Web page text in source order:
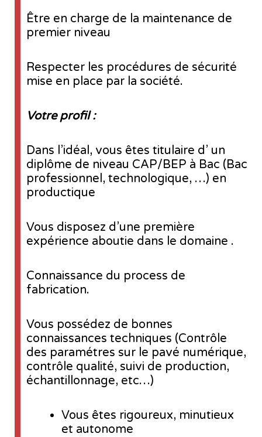
Être en charge de la maintenance de
premier niveau
Respecter les procédures de sécurité
mise en place par la société.
Votre profil :
Dans l’idéal, vous êtes titulaire d’ un
diplôme de niveau CAP/BEP à Bac (Bac
professionnel, technologique, …) en
productique
Vous disposez d’une première
expérience aboutie dans le domaine .
Connaissance du process de
fabrication.
Vous possédez de bonnes
connaissances techniques (Contrôle
des paramétres sur le pavé numérique,
contrôle qualité, suivi de production,
échantillonnage, etc…)
Vous êtes rigoureux, minutieux
et autonome